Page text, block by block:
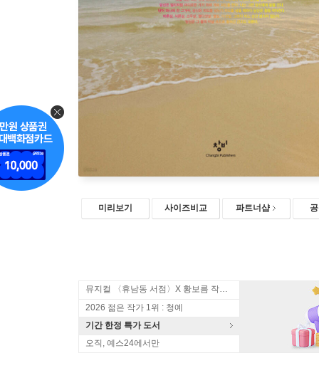
미리보기 사이즈비교 파트너샵
뮤지컬 〈휴남동 서점〉X 황보름 작가 북토크
2026 젊은 작가 1위 : 청예
기간 한정 특가 도서
오직, 예스24에서만